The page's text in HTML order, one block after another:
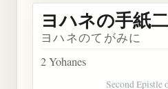
ヨハネの手紙二
ヨハネのてがみに
2 Yohanes
Second Epistle